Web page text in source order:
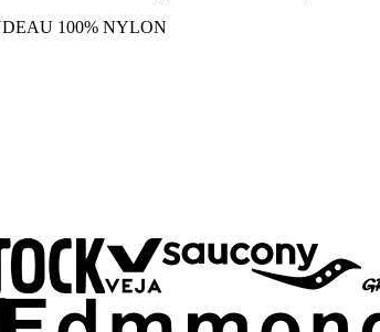
100% NYLON